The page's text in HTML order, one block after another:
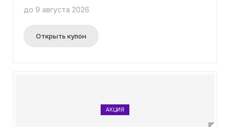
Чиз" и "Чикен Бекон" (30 см каждая). Скидка 30%
вводить промокод для получения выгоды. Не
упустите возможность попробовать это вкусное
до 9 августа 2026
Открыть купон
АКЦИЯ